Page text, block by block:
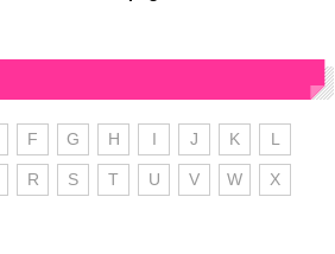
F G H I J K L
R S T U V W X